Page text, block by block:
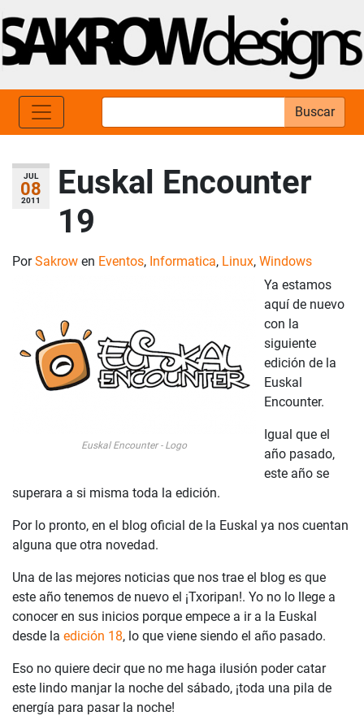
Buscar
JUL
08
2011
Euskal Encounter
19
PorSakrow en Eventos, Informatica, Linux, Windows
Euskal Encounter - Logo
Ya estamos
aquí de nuevo
con la
siguiente
edición de la
Euskal
Encounter.
Igual que el
año pasado,
este año se
superara a si misma toda la edición.
Por lo pronto, en el blog oficial de la Euskal ya nos cuentan
alguna que otra novedad.
Una de las mejores noticias que nos trae el blog es que
este año tenemos de nuevo el ¡Txoripan!. Yo no lo llege a
conocer en sus inicios porque empece a ir a la Euskal
desde la edición 18, lo que viene siendo el año pasado.
Eso no quiere decir que no me haga ilusión poder catar
este lindo manjar la noche del sábado, ¡toda una pila de
energía para pasar la noche!